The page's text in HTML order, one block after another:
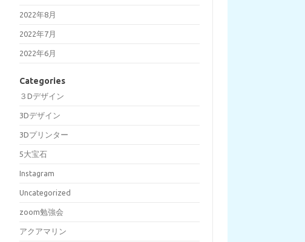
2022年8月
2022年7月
2022年6月
Categories
３Dデザイン
3Dデザイン
3Dプリンター
5大宝石
Instagram
Uncategorized
zoom勉強会
アクアマリン